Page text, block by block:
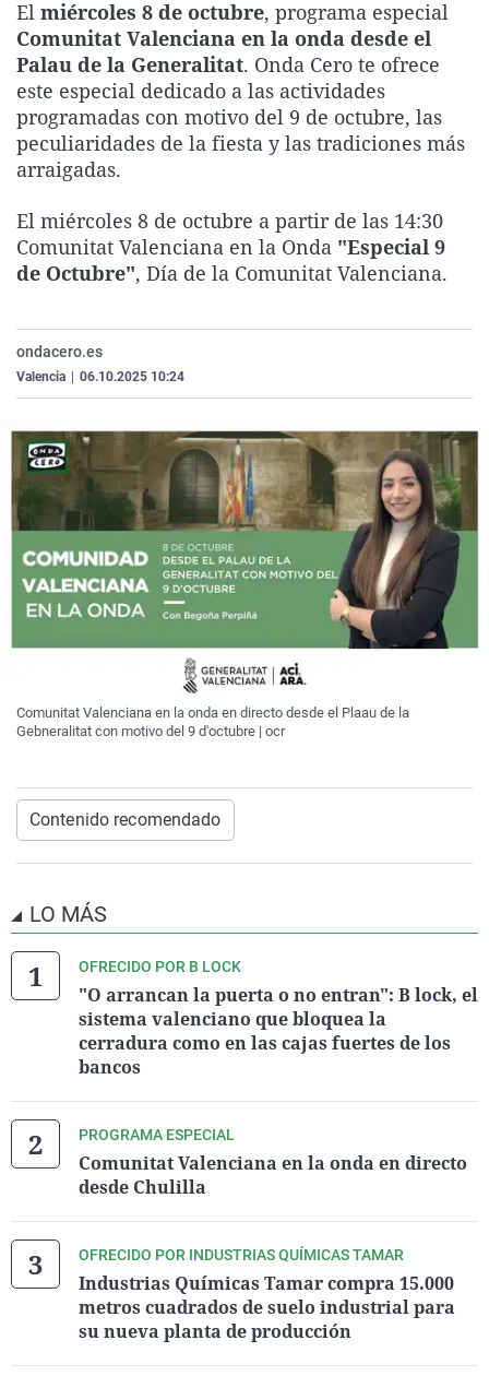
La rosa de los vientos
Gente viajera
Como el perro y el
Caso
Retornados
Equipo de
Operación Viuda
Extremadura
Galicia
La Rioja
Navarra
Virales
Televisión
Elecciones
El miércoles 8 de octubre, programa especial
Comunitat Valenciana en la onda desde el
Palau de la Generalitat. Onda Cero te ofrece
este especial dedicado a las actividades
programadas con motivo del 9 de octubre, las
peculiaridades de la fiesta y las tradiciones más
arraigadas.
El miércoles 8 de octubre a partir de las 14:30
Comunitat Valenciana en la Onda "Especial 9
de Octubre", Día de la Comunitat Valenciana.
ondacero.es
Valencia 06.10.2025 10:24
Comunitat Valenciana en la onda en directo desde el Plaau de la
Gebneralitat con motivo del 9 d'octubre | ocr
Contenido recomendado
LO MÁS
OFRECIDO POR B LOCK
"O arrancan la puerta o no entran": B lock, el
sistema valenciano que bloquea la
cerradura como en las cajas fuertes de los
bancos
PROGRAMA ESPECIAL
Comunitat Valenciana en la onda en directo
desde Chulilla
OFRECIDO POR INDUSTRIAS QUÍMICAS TAMAR
Industrias Químicas Tamar compra 15.000
metros cuadrados de suelo industrial para
su nueva planta de producción